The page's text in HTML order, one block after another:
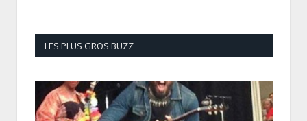
LES PLUS GROS BUZZ